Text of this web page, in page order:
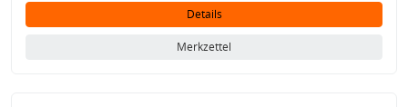
Details
Merkzettel